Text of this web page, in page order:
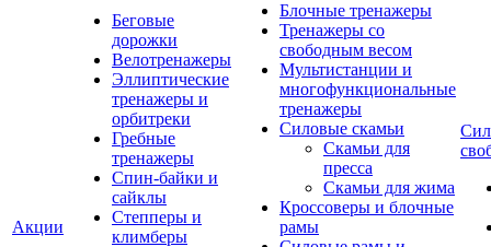
Акции
Беговые
дорожки
Велотренажеры
Эллиптические
тренажеры и
орбитреки
Гребные
тренажеры
Спин-байки и
сайклы
Степперы и
климберы
Блочные тренажеры
Тренажеры со
свободным весом
Мультистанции и
многофункциональные
тренажеры
Силовые скамьи
Скамьи для
пресса
Скамьи для жима
Кроссоверы и блочные
рамы